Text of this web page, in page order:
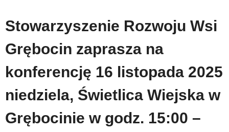
Stowarzyszenie Rozwoju Wsi
Grębocin zaprasza na
konferencję 16 listopada 2025
niedziela, Świetlica Wiejska w
Grębocinie w godz. 15:00 –